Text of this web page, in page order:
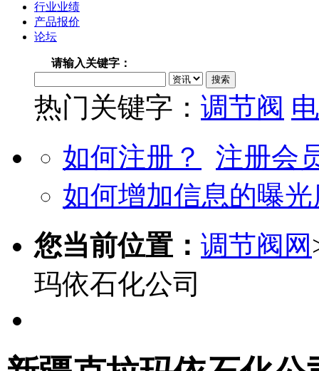
行业业绩
产品报价
论坛
请输入关键字：
热门关键字： 调节阀
如何注册？
注册会
如何增加信息的曝
您当前位置： 调节阀网
玛依石化公司